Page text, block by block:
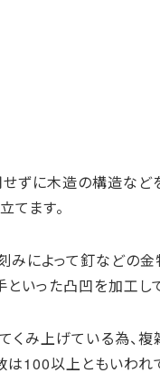
ずに木造の構造など
ます。
みによって釘などの
いった凸凹を加工し
くみ上げている為、
は100以上ともいわれ